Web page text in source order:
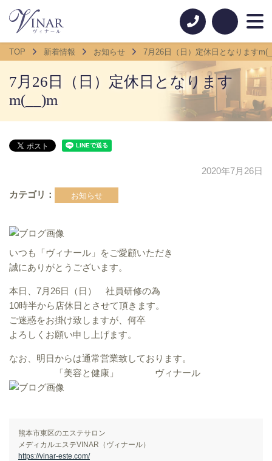
TOP 新着情報 お知らせ 7月26日（日）定休日となります
7月26日（日）定休日となります
m(__)m
2020年7月26日
カテゴリ お知らせ
いつも「ヴィナール」をご愛顧いただき
誠にありがとうございます。
本日、7月26日（日） 社員研修の為
10時半から店休日とさせて頂きます。
ご迷惑をお掛け致しますが、何卒
よろしくお願い申し上げます。
なお、明日からは通常営業致しております。
「美容と健康」 ヴィナール
熊本市東区のエステサロン
メディカルエステVINAR（ヴィナール）
https://vinar-este.com/